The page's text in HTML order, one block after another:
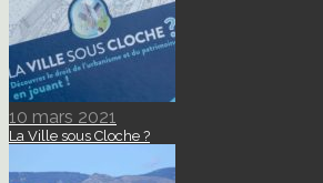
10 mars 2021
La Ville sous Cloche ?